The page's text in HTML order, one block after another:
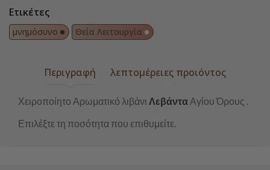
Ετικέτες
μνημόσυνο Θεία Λειτουργία
Περιγραφή λεπτομέρειες προιόντος
Χειροποίητο Αρωματικό λιβάνι ΛεβάνταΑγίου Όρους .
Επιλέξτε τη ποσότητα που επιθυμείτε.